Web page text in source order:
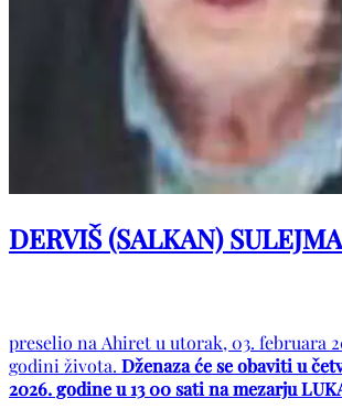
DERVIŠ (SALKAN)
preselio na Ahiret u utorak, 03. februara
godini života. Dženaza će se obaviti u
2026. godine u 13 00 sati na mezarju